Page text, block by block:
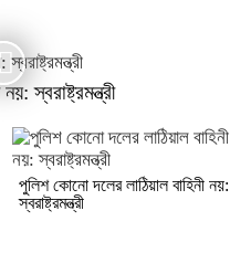
স্বরাষ্ট্রমন্ত্রী
পুলিশ কোনো দলের লাঠিয়াল বাহিনী নয়:
স্বরাষ্ট্রমন্ত্রী